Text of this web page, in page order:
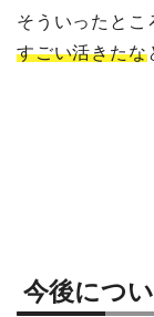
そういったとこ
すごい活きたな
今後につ